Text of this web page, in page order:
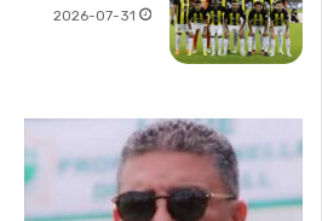
2026-07-31